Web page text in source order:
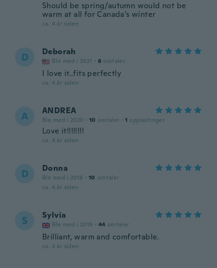
Should be spring/autumn would not be
warm at all for Canada’s winter
ca. 4 år siden
D Deborah
Ble med i 2021 · 6 omtaler
I love it..fits perfectly
ca. 4 år siden
A ANDREA
Ble med i 2020 · 10 omtaler · 1 opplastinger
Love it!!!!!!!!
ca. 4 år siden
D Donna
Ble med i 2018 · 10 omtaler
ca. 4 år siden
S Sylvia
Ble med i 2019 · 44 omtaler
Brilliant, warm and comfortable.
ca. 4 år siden